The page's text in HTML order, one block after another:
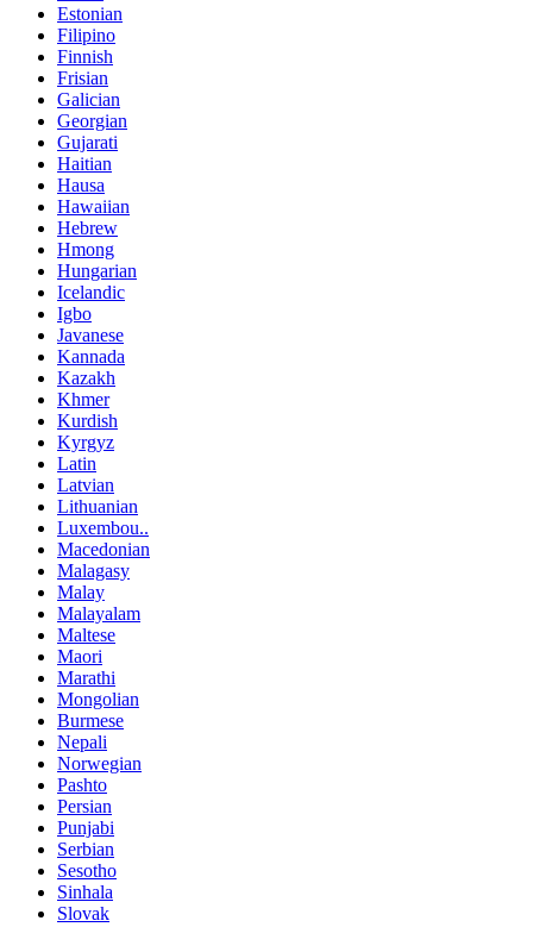
Estonian
Filipino
Finnish
Frisian
Galician
Georgian
Gujarati
Haitian
Hausa
Hawaiian
Hebrew
Hmong
Hungarian
Icelandic
Igbo
Javanese
Kannada
Kazakh
Khmer
Kurdish
Kyrgyz
Latin
Latvian
Lithuanian
Luxembou..
Macedonian
Malagasy
Malay
Malayalam
Maltese
Maori
Marathi
Mongolian
Burmese
Nepali
Norwegian
Pashto
Persian
Punjabi
Serbian
Sesotho
Sinhala
Slovak